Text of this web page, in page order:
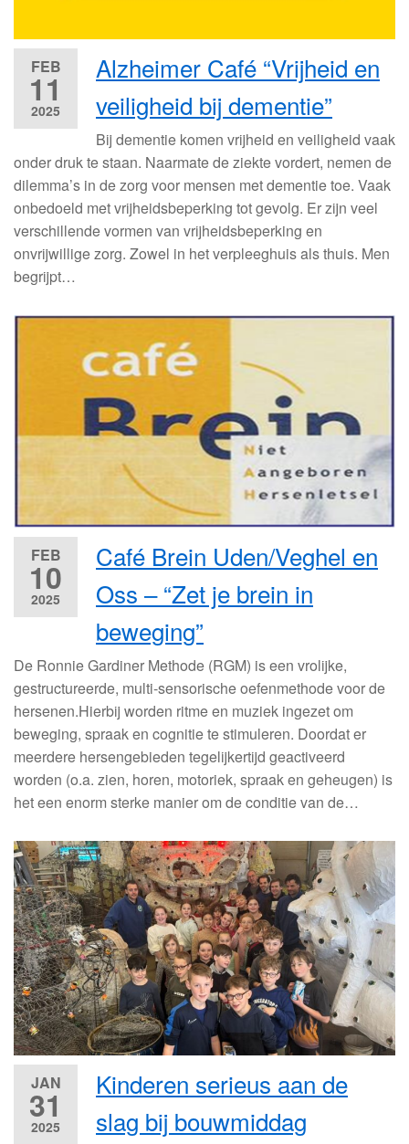
FEB
11
2025
Alzheimer Café “Vrijheid en
veiligheid bij dementie”
Bij dementie komen vrijheid en veiligheid vaak
onder druk te staan. Naarmate de ziekte vordert, nemen de
dilemma’s in de zorg voor mensen met dementie toe. Vaak
onbedoeld met vrijheidsbeperking tot gevolg. Er zijn veel
verschillende vormen van vrijheidsbeperking en
onvrijwillige zorg. Zowel in het verpleeghuis als thuis. Men
begrijpt…
FEB
10
2025
Café Brein Uden/Veghel en
Oss – “Zet je brein in
beweging”
De Ronnie Gardiner Methode (RGM) is een vrolijke,
gestructureerde, multi-sensorische oefenmethode voor de
hersenen.Hierbij worden ritme en muziek ingezet om
beweging, spraak en cognitie te stimuleren. Doordat er
meerdere hersengebieden tegelijkertijd geactiveerd
worden (o.a. zien, horen, motoriek, spraak en geheugen) is
het een enorm sterke manier om de conditie van de…
JAN
31
2025
Kinderen serieus aan de
slag bij bouwmiddag